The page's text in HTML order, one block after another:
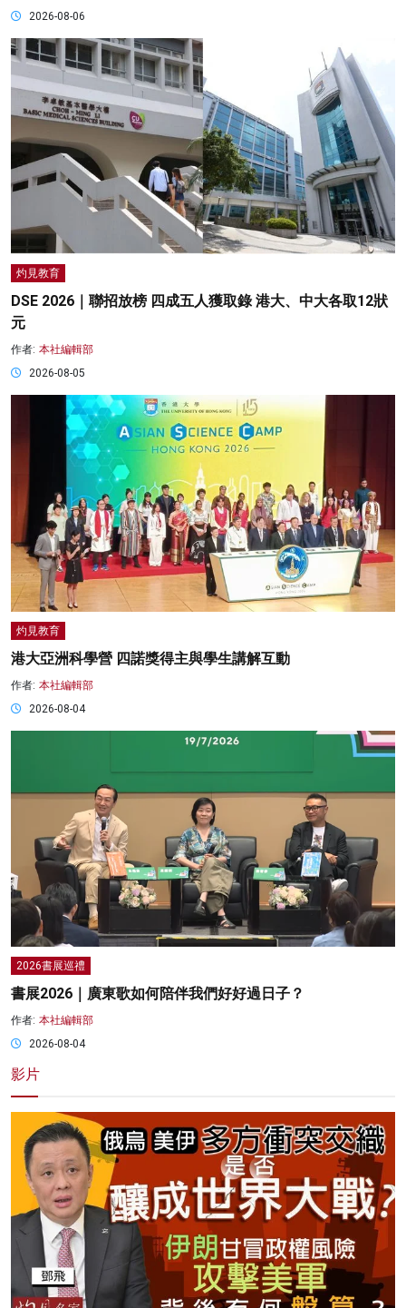
2026-08-06
灼見教育
DSE 2026｜聯招放榜 四成五人獲取錄 港大、中大各取12狀
元
作者: 本社編輯部
2026-08-05
灼見教育
港大亞洲科學營 四諾獎得主與學生講解互動
作者: 本社編輯部
2026-08-04
2026書展巡禮
書展2026｜廣東歌如何陪伴我們好好過日子？
作者: 本社編輯部
2026-08-04
影片